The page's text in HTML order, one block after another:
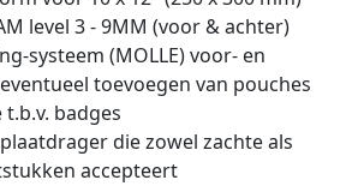
level 3 - 9MM (voor & achter)
systeem (MOLLE) voor- en
toevoegen van pouches
badges
die zowel zachte als
accepteert